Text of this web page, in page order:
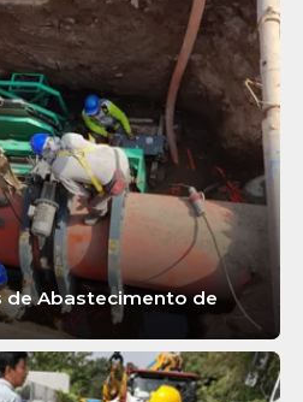
de Abastecimento de